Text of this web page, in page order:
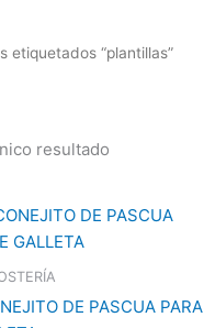
etiquetados “plantillas”
resultado
DE PASCUA PARA